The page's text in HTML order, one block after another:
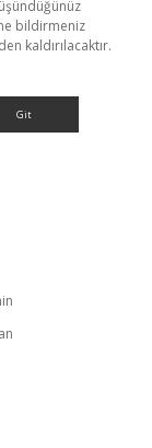
bildirmeniz
kaldırılacaktır.